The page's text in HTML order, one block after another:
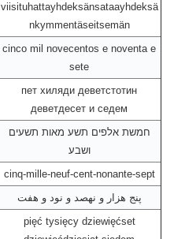
viisituhattayhdeksänsataayhdeksä
nkymmentäseitsemän
cinco mil novecentos e noventa e
sete
пет хиляди деветстотин
деветдесет и седем
חמשת אלפים תשע מאות תשעים
ושבע
cinq-mille-neuf-cent-nonante-sept
پنج هزار و نهصد و نود و هفت
pięć tysięcy dziewięćset